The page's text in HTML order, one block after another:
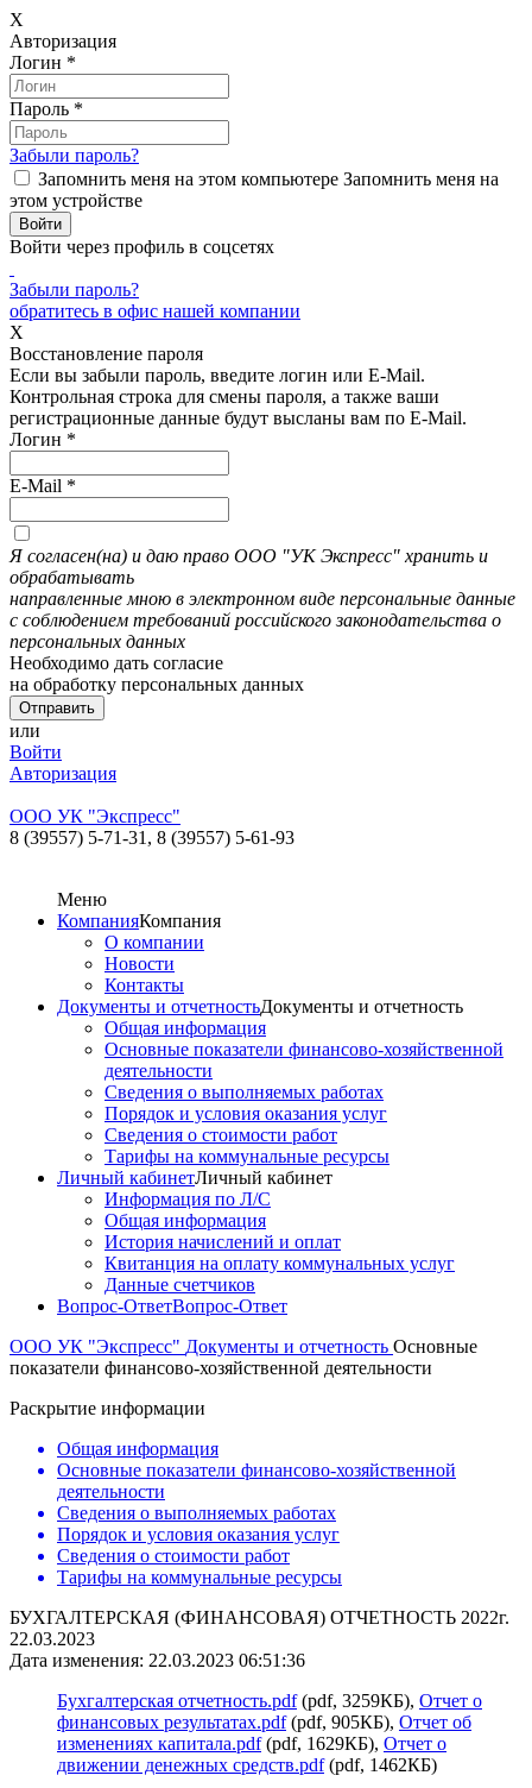
X
Авторизация
Логин *
Пароль *
Забыли пароль?
Запомнить меня на этом компьютере Запомнить меня на
этом устройстве
Войти через профиль в соцсетях
Забыли пароль?
обратитесь в офис нашей компании
X
Восстановление пароля
Если вы забыли пароль, введите логин или E-Mail.
Контрольная строка для смены пароля, а также ваши
регистрационные данные будут высланы вам по E-Mail.
Логин *
E-Mail *
Я согласен(на) и даю право ООО "УК Экспресс" хранить и
обрабатывать
направленные мною в электронном виде персональные данные
с соблюдением требований российского законодательства о
персональных данных
Необходимо дать согласие
на обработку персональных данных
или
Войти
Авторизация
ООО УК "Экспресс"
8 (39557) 5-71-31, 8 (39557) 5-61-93
Меню
КомпанияКомпания
О компании
Новости
Контакты
Документы и отчетностьДокументы и отчетность
Общая информация
Основные показатели финансово-хозяйственной
деятельности
Сведения о выполняемых работах
Порядок и условия оказания услуг
Сведения о стоимости работ
Тарифы на коммунальные ресурсы
Личный кабинетЛичный кабинет
Информация по Л/С
Общая информация
История начислений и оплат
Квитанция на оплату коммунальных услуг
Данные счетчиков
Вопрос-ОтветВопрос-Ответ
ООО УК "Экспресс" Документы и отчетность Основные
показатели финансово-хозяйственной деятельности
Раскрытие информации
Общая информация
Основные показатели финансово-хозяйственной
деятельности
Сведения о выполняемых работах
Порядок и условия оказания услуг
Сведения о стоимости работ
Тарифы на коммунальные ресурсы
БУХГАЛТЕРСКАЯ (ФИНАНСОВАЯ) ОТЧЕТНОСТЬ 2022г.
22.03.2023
Дата изменения: 22.03.2023 06:51:36
Бухгалтерская отчетность.pdf(pdf, 3259КБ), Отчет о
финансовых результатах.pdf(pdf, 905КБ), Отчет об
изменениях капитала.pdf(pdf, 1629КБ), Отчет о
движении денежных средств.pdf(pdf, 1462КБ)